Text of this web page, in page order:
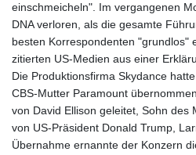
einschmeicheln". Im vergangenen
DNA verloren, als die gesamte
besten Korrespondenten "grundlos"
zitierten US-Medien aus einer
Die Produktionsfirma Skydance
CBS-Mutter Paramount
von David Ellison geleitet, Sohn des
von US-Präsident Donald Trump,
Übernahme ernannte der Konzern